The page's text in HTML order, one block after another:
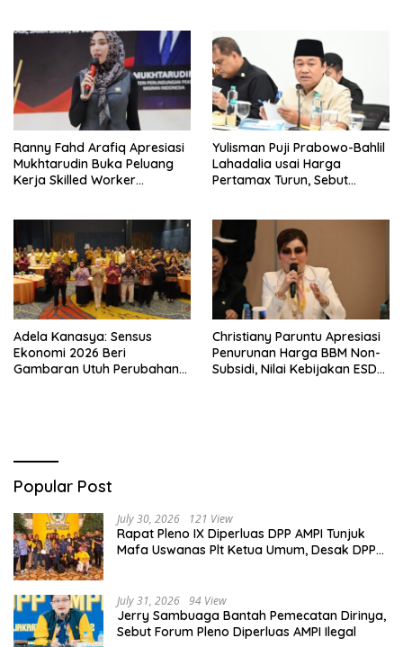
Ranny Fahd Arafiq Apresiasi
Mukhtarudin Buka Peluang
Kerja Skilled Worker
Yulisman Puji Prabowo-Bahlil
Lahadalia usai Harga
Pertamax Turun, Sebut
Adela Kanasya: Sensus
Ekonomi 2026 Beri
Gambaran Utuh Perubahan
Christiany Paruntu Apresiasi
Penurunan Harga BBM Non-
Subsidi, Nilai Kebijakan ESDM
Popular Post
July 30, 2026 121 View
Rapat Pleno IX Diperluas DPP AMPI Tunjuk
Mafa Uswanas Plt Ketua Umum, Desak DPP
July 31, 2026 94 View
Jerry Sambuaga Bantah Pemecatan Dirinya,
Sebut Forum Pleno Diperluas AMPI Ilegal